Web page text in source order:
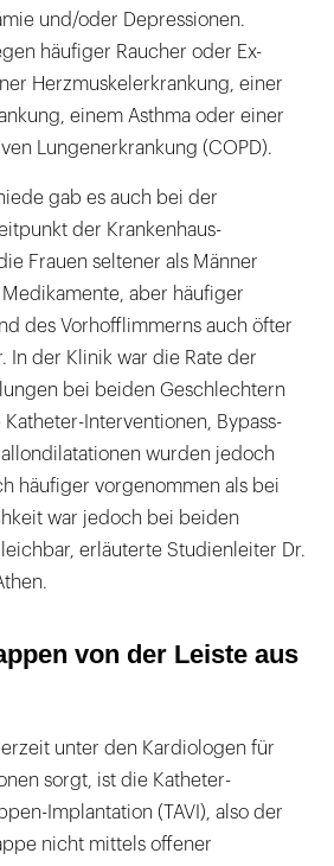
und/oder Depressionen.
häufiger Raucher oder Ex-
Herzmuskelerkrankung, einer
einem Asthma oder einer
Lungenerkrankung (COPD).
gab es auch bei der
der Krankenhaus-
Frauen seltener als Männer
aber häufiger
des Vorhofflimmerns auch öfter
In der Klinik war die Rate der
bei beiden Geschlechtern
Interventionen, Bypass-
wurden jedoch
häufiger vorgenommen als bei
war jedoch bei beiden
erläuterte Studienleiter Dr.
von der Leiste aus
unter den Kardiologen für
sorgt, ist die Katheter-
Implantation (TAVI), also der
nicht mittels offener